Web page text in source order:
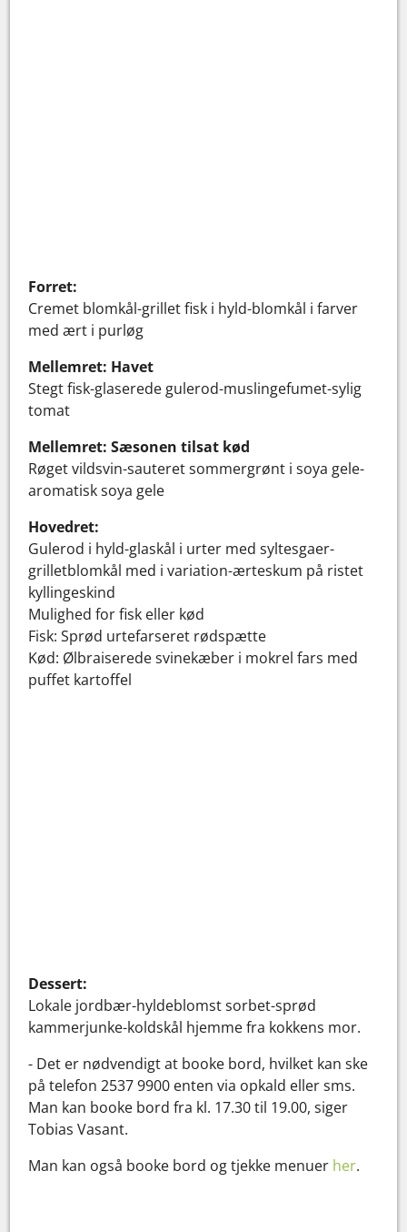
Forret:
Cremet blomkål-grillet fisk i hyld-blomkål i farver
med ært i purløg
Mellemret: Havet
Stegt fisk-glaserede gulerod-muslingefumet-sylig
tomat
Mellemret: Sæsonen tilsat kød
Røget vildsvin-sauteret sommergrønt i soya gele-
aromatisk soya gele
Hovedret:
Gulerod i hyld-glaskål i urter med syltesgaer-
grilletblomkål med i variation-ærteskum på ristet
kyllingeskind
Mulighed for fisk eller kød
Fisk: Sprød urtefarseret rødspætte
Kød: Ølbraiserede svinekæber i mokrel fars med
puffet kartoffel
Dessert:
Lokale jordbær-hyldeblomst sorbet-sprød
kammerjunke-koldskål hjemme fra kokkens mor.
- Det er nødvendigt at booke bord, hvilket kan ske
på telefon 2537 9900 enten via opkald eller sms.
Man kan booke bord fra kl. 17.30 til 19.00, siger
Tobias Vasant.
Man kan også booke bord og tjekke menuer her.